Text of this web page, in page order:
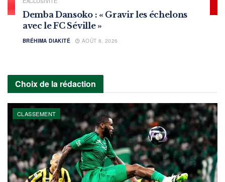
Demba Dansoko : « Gravir les échelons
avec le FC Séville »
BRÉHIMA DIAKITÉ AOÛT 8, 2026
Choix de la rédaction
CLASSEMENT